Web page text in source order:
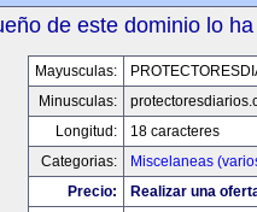
de este dominio lo
Mayusculas:
Minusculas:
Longitud:
18 caracteres
Categorias:
Miscelaneas
Precio:
Realizar una